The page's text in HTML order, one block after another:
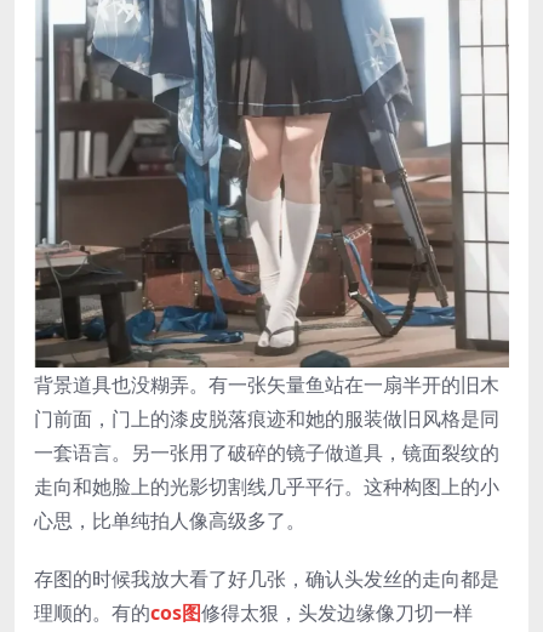
背景道具也没糊弄。有一张矢量鱼站在一扇半开的旧木
门前面，门上的漆皮脱落痕迹和她的服装做旧风格是同
一套语言。另一张用了破碎的镜子做道具，镜面裂纹的
走向和她脸上的光影切割线几乎平行。这种构图上的小
心思，比单纯拍人像高级多了。
存图的时候我放大看了好几张，确认头发丝的走向都是
理顺的。有的cos图修得太狠，头发边缘像刀切一样